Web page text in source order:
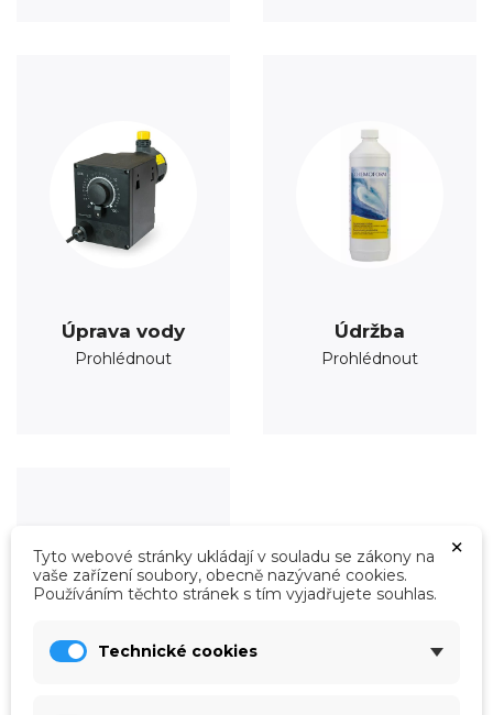
Úprava vody
Prohlédnout
Údržba
Prohlédnout
×
Tyto webové stránky ukládají v souladu se zákony na
vaše zařízení soubory, obecně nazývané cookies.
Používáním těchto stránek s tím vyjadřujete souhlas.
Technické cookies